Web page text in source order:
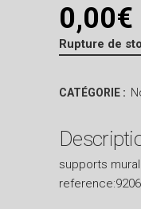
0,00€
Rupture de
CATÉGORIE :
supports